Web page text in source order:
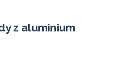
z aluminium